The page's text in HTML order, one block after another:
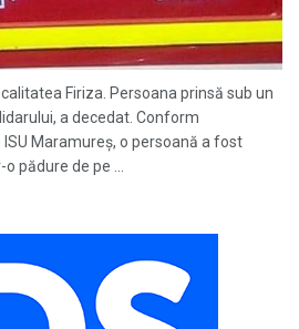
Firiza. Persoana prinsă sub un
a decedat. Conform
Maramureș, o persoană a fost
pădure de pe ...